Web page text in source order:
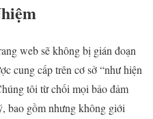
web sẽ không bị gián đoạn
cung cấp trên cơ sở “như hiện
tôi từ chối mọi bảo đảm
bao gồm nhưng không giới